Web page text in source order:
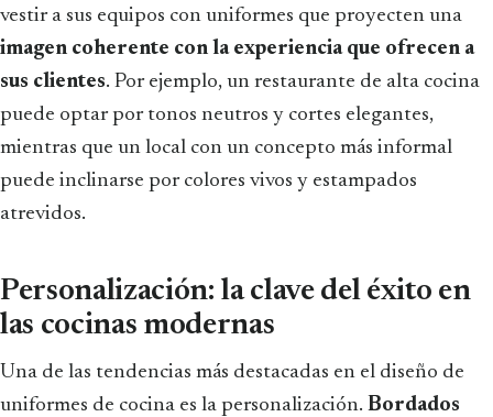
vestir a sus equipos con uniformes que proyecten una
imagen coherente con la experiencia que ofrecen a
sus clientes. Por ejemplo, un restaurante de alta cocina
puede optar por tonos neutros y cortes elegantes,
mientras que un local con un concepto más informal
puede inclinarse por colores vivos y estampados
atrevidos.
Personalización: la clave del éxito en
las cocinas modernas
Una de las tendencias más destacadas en el diseño de
uniformes de cocina es la personalización. Bordados